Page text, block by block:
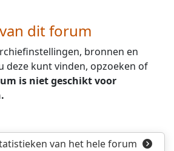
dit forum
bronnen en
deze kunt vinden, opzoeken of
is niet geschikt voor
van het hele forum